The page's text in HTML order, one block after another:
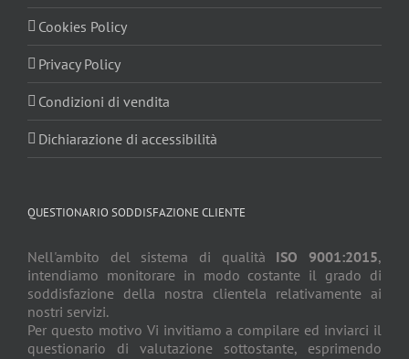
Cookies Policy
Privacy Policy
Condizioni di vendita
Dichiarazione di accessibilità
QUESTIONARIO SODDISFAZIONE CLIENTE
Nell'ambito del sistema di qualità ISO 9001:2015,
intendiamo monitorare in modo costante il grado di
soddisfazione della nostra clientela relativamente ai
nostri servizi.
Per questo motivo Vi invitiamo a compilare ed inviarci il
questionario di valutazione sottostante, esprimendo